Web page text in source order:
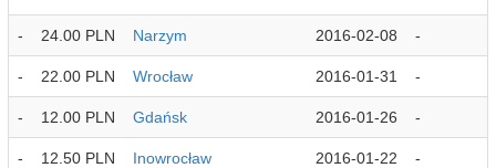
- 24.00 PLN Narzym 2016-02-08 -
- 22.00 PLN Wrocław 2016-01-31 -
- 12.00 PLN Gdańsk 2016-01-26 -
- 12.50 PLN Inowrocław 2016-01-22 -